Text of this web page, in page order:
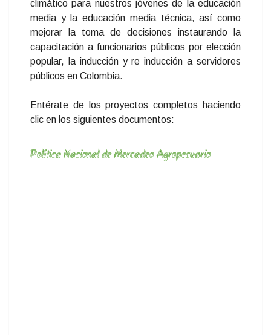
climático para nuestros jóvenes de la educación
media y la educación media técnica, así como
mejorar la toma de decisiones instaurando la
capacitación a funcionarios públicos por elección
popular, la inducción y re inducción a servidores
públicos en Colombia.
Entérate de los proyectos completos haciendo
clic en los siguientes documentos:
Política Nacional de Mercadeo Agropecuario